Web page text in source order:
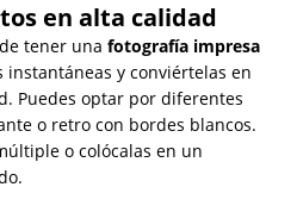
en alta calidad
tener una fotografía impresa
instantáneas y conviértelas en
Puedes optar por diferentes
o retro con bordes blancos.
o colócalas en un